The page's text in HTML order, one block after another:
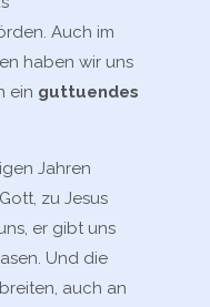
Auch im
haben wir uns
ein guttuendes
Jahren
zu Jesus
er gibt uns
Und die
auch an